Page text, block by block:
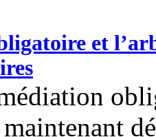
et
maintenant